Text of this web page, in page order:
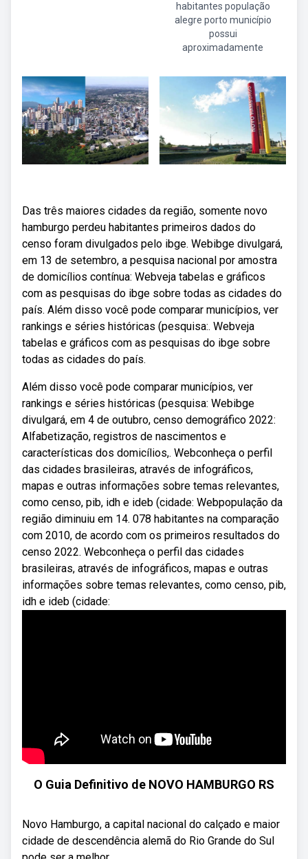
habitantes população
alegre porto município
possui
aproximadamente
Das três maiores cidades da região, somente novo
hamburgo perdeu habitantes primeiros dados do
censo foram divulgados pelo ibge. Webibge divulgará,
em 13 de setembro, a pesquisa nacional por amostra
de domicílios contínua: Webveja tabelas e gráficos
com as pesquisas do ibge sobre todas as cidades do
país. Além disso você pode comparar municípios, ver
rankings e séries históricas (pesquisa:. Webveja
tabelas e gráficos com as pesquisas do ibge sobre
todas as cidades do país.
Além disso você pode comparar municípios, ver
rankings e séries históricas (pesquisa: Webibge
divulgará, em 4 de outubro, censo demográfico 2022:
Alfabetização, registros de nascimentos e
características dos domicílios,. Webconheça o perfil
das cidades brasileiras, através de infográficos,
mapas e outras informações sobre temas relevantes,
como censo, pib, idh e ideb (cidade: Webpopulação da
região diminuiu em 14. 078 habitantes na comparação
com 2010, de acordo com os primeiros resultados do
censo 2022. Webconheça o perfil das cidades
brasileiras, através de infográficos, mapas e outras
informações sobre temas relevantes, como censo, pib,
idh e ideb (cidade:
O Guia Definitivo de NOVO HAMBURGO RS
Novo Hamburgo, a capital nacional do calçado e maior
cidade de descendência alemã do Rio Grande do Sul